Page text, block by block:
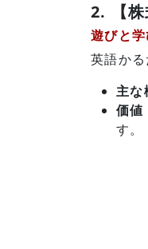
2. 【株
遊びと
英語か
主な
価値
す。